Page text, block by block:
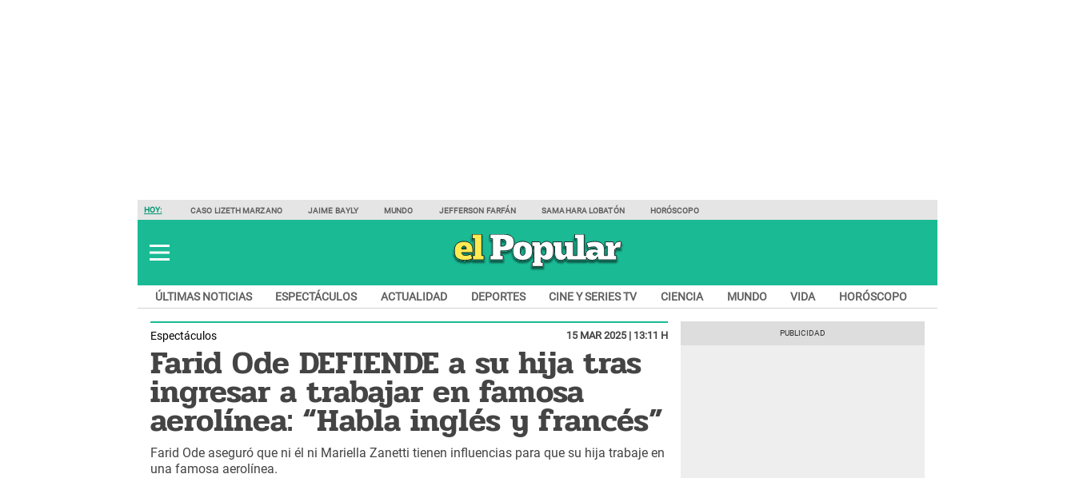
HOY: CASO LIZETH MARZANO JAIME BAYLY MUNDO JEFFERSON FARFÁN SAMAHARA LOBATÓN HORÓSCOPO
ÚLTIMAS NOTICIAS ESPECTÁCULOS ACTUALIDAD DEPORTES CINE Y SERIES TV CIENCIA MUNDO VIDA HORÓSCOPO
Espectáculos 15 MAR 2025 | 13:11 H
Farid Ode DEFIENDE a su hija tras
ingresar a trabajar en famosa
aerolínea: “Habla inglés y francés”
Farid Ode aseguró que ni él ni Mariella Zanetti tienen influencias para que su hija trabaje en
una famosa aerolínea.